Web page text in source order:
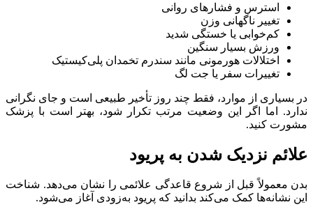
استرس و فشارهای روانی
تغییر ناگهانی وزن
کم‌خوابی یا خستگی شدید
ورزش بسیار سنگین
اختلالات هورمونی مانند سندرم تخمدان پلی‌کیستیک
تغییرات سفر یا جت لگ
در بسیاری از موارد، فقط چند روز تأخیر طبیعی است و جای نگرانی
ندارد. اما اگر این وضعیت مرتب تکرار شود، بهتر است با پزشک
مشورت کنید.
علائم نزدیک شدن به پریود
بدن معمولاً قبل از شروع قاعدگی علائمی را نشان می‌دهد. شناخت
این نشانه‌ها کمک می‌کند بدانید که پریود به‌زودی آغاز می‌شود.